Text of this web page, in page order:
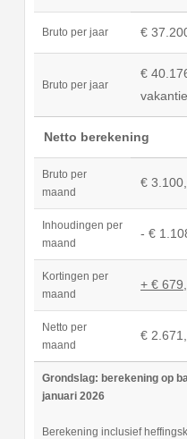
Bruto per jaar €
Bruto per jaar
€
Netto berekening
Bruto per
maand
€
Inhoudingen per
maand
- €
Kortingen per
maand
+ €
Netto per
maand
€
Grondslag: berekening op
januari 2026
Berekening inclusief